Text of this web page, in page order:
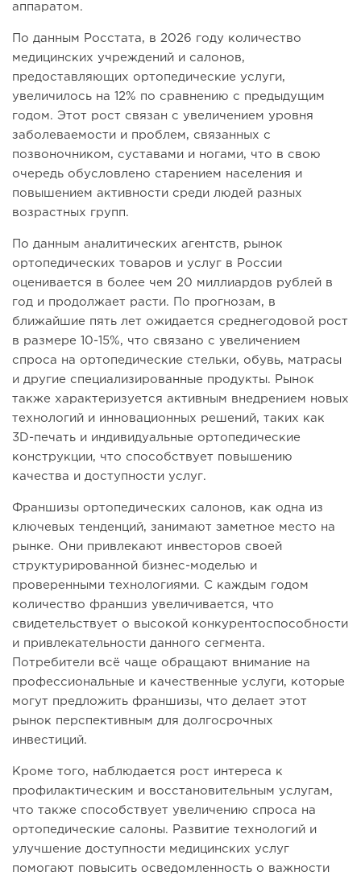
аппаратом.
По данным Росстата, в 2026 году количество
медицинских учреждений и салонов,
предоставляющих ортопедические услуги,
увеличилось на 12% по сравнению с предыдущим
годом. Этот рост связан с увеличением уровня
заболеваемости и проблем, связанных с
позвоночником, суставами и ногами, что в свою
очередь обусловлено старением населения и
повышением активности среди людей разных
возрастных групп.
По данным аналитических агентств, рынок
ортопедических товаров и услуг в России
оценивается в более чем 20 миллиардов рублей в
год и продолжает расти. По прогнозам, в
ближайшие пять лет ожидается среднегодовой рост
в размере 10-15%, что связано с увеличением
спроса на ортопедические стельки, обувь, матрасы
и другие специализированные продукты. Рынок
также характеризуется активным внедрением новых
технологий и инновационных решений, таких как
3D-печать и индивидуальные ортопедические
конструкции, что способствует повышению
качества и доступности услуг.
Франшизы ортопедических салонов, как одна из
ключевых тенденций, занимают заметное место на
рынке. Они привлекают инвесторов своей
структурированной бизнес-моделью и
проверенными технологиями. С каждым годом
количество франшиз увеличивается, что
свидетельствует о высокой конкурентоспособности
и привлекательности данного сегмента.
Потребители всё чаще обращают внимание на
профессиональные и качественные услуги, которые
могут предложить франшизы, что делает этот
рынок перспективным для долгосрочных
инвестиций.
Кроме того, наблюдается рост интереса к
профилактическим и восстановительным услугам,
что также способствует увеличению спроса на
ортопедические салоны. Развитие технологий и
улучшение доступности медицинских услуг
помогают повысить осведомленность о важности